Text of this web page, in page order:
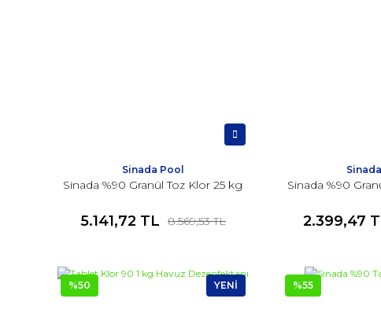
Sinada Pool
Sinada %90 Granül Toz Klor 25 kg
5.141,72 TL 8.569,53 TL
Sinada %90
2.399,47
%50 YENİ %55